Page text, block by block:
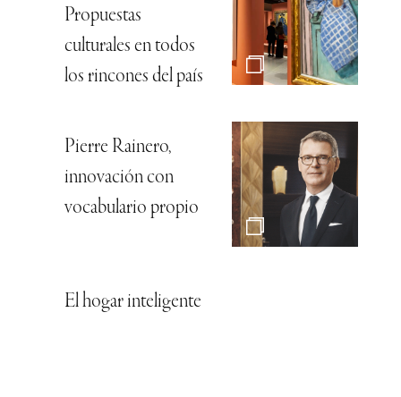
Propuestas
culturales en todos
los rincones del país
Pierre Rainero,
innovación con
vocabulario propio
El hogar inteligente